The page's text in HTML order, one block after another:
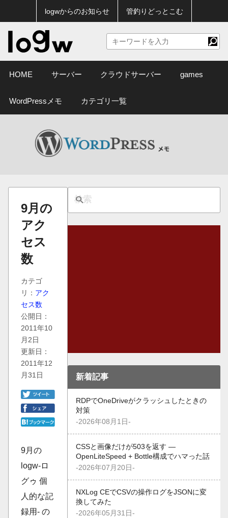
logwからのお知らせ 管釣りどっとこむ
HOME サーバー クラウドサーバー games
WordPressメモ カテゴリ一覧
9月の
アク
セス
数
カテゴ
リ： アク
セス数
公開日：
2011年10
月2日
更新日：
2011年12
月31日
9月の
logw-ロ
グゥ 個
人的な記
録用- の
新着記事
RDPでOneDriveがクラッシュしたときの
対策
-2026年08月1日-
CSSと画像だけが503を返す —
OpenLiteSpeed + Bottle構成でハマった話
-2026年07月20日-
NXLog CEでCSVの操作ログをJSONに変
換してみた
-2026年05月31日-